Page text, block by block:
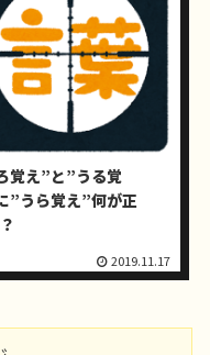
覚え”と”うる覚
”うら覚え”何が正
2019.11.17